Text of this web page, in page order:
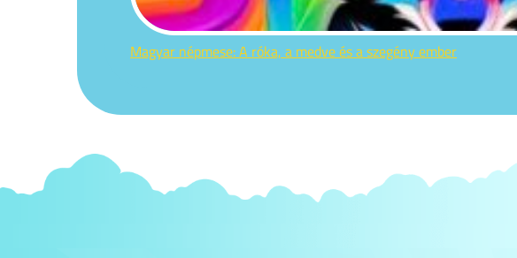
Magyar népmese: A róka, a medve és a szegény ember